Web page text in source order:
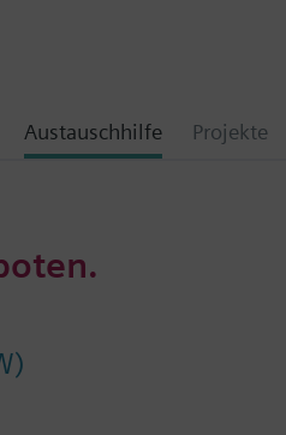
Austauschhilfe Projekte